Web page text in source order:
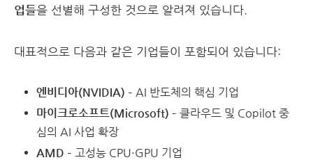
업들을 선별해 구성한 것으로 알려져 있습니다.
대표적으로 다음과 같은 기업들이 포함되어 있습니다:
엔비디아(NVIDIA) – AI 반도체의 핵심 기업
마이크로소프트(Microsoft) – 클라우드 및 Copilot 중
심의 AI 사업 확장
AMD – 고성능 CPU·GPU 기업